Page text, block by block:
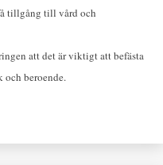
tillgång till vård och
att det är viktigt att befästa
och beroende.